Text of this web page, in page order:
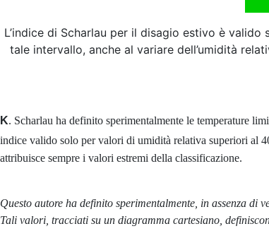
L’indice di Scharlau per il disagio estivo è
tale intervallo, anche al variare dell’umidità
K. Scharlau ha definito sperimentalmente le temperature
indice valido solo per valori di umidità relativa superiori al
attribuisce sempre i valori estremi della classificazione.
Questo autore ha definito sperimentalmente, in assenza di
Tali valori, tracciati su un diagramma cartesiano,